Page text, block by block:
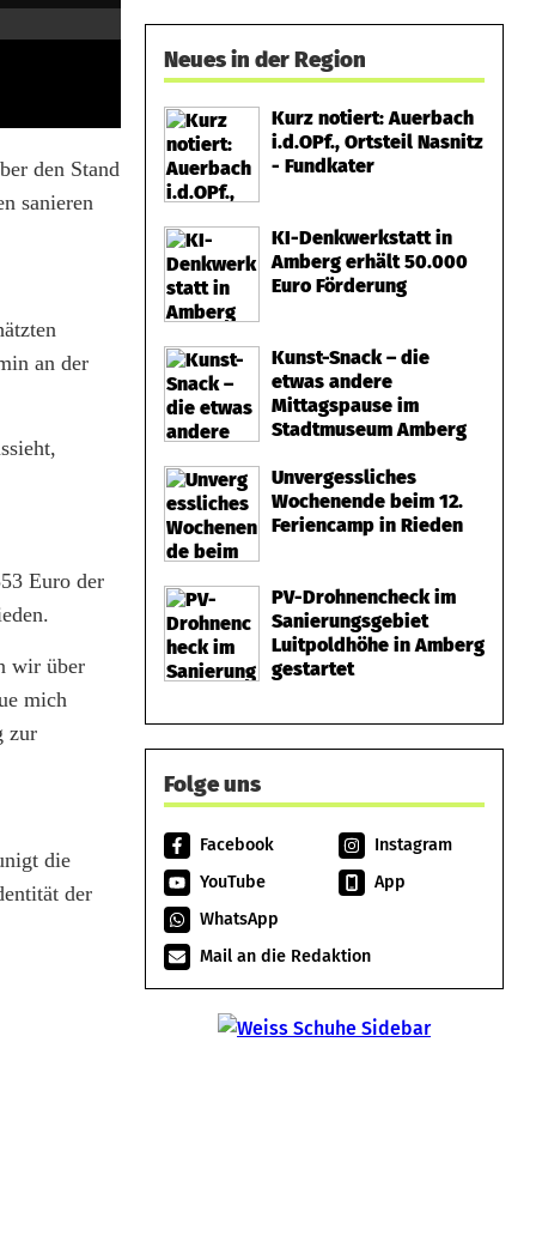
den Stand
sanieren
an der
Euro der
wir über
mich
zur
die
der
Neues in der Region
Kurz notiert: Auerbach
i.d.OPf., Ortsteil Nasnitz
- Fundkater
KI-Denkwerkstatt in
Amberg erhält 50.000
Euro Förderung
Kunst-Snack – die
etwas andere
Mittagspause im
Stadtmuseum Amberg
Unvergessliches
Wochenende beim 12.
Feriencamp in Rieden
PV-Drohnencheck im
Sanierungsgebiet
Luitpoldhöhe in Amberg
gestartet
Folge uns
Facebook
Instagram
YouTube
App
WhatsApp
Mail an die Redaktion